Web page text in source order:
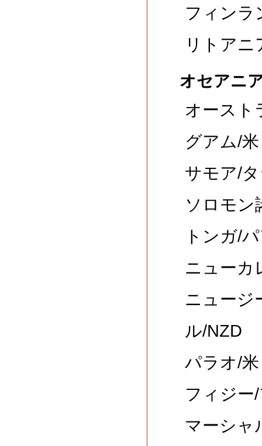
フィンラ
リトアニ
オセアニ
オースト
グアム/
サモア/
ソロモン
トンガ/
ニューカ
ニュージ
ル/NZD
パラオ/
フィジー
マーシャ